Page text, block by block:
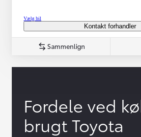
Vælg bil
Kontakt forhandler
Sammenlign
Fordele ved
brugt Toyota